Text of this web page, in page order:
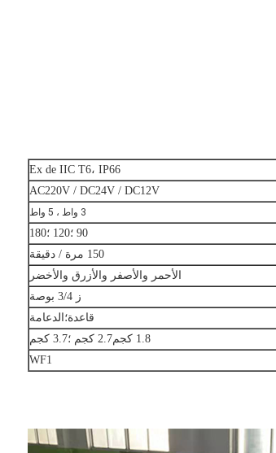
Ex de IIC T6، IP66
AC220V / DC24V / DC12V
3 واط ، 5 واط
90 ؛120 ؛180
150 مرة / دقيقة
الأحمر والأصفر والأزرق والأخضر
ز 3/4 بوصة
قاعدة؛الدعامة
1.8 كجم2.7 كجم ؛3.7 كجم
WF1